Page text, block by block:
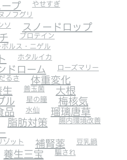
プ やせすぎ
ノフグリ
ソ スノードロップ
プロテイン
ボルス・ニゲル
ホタルイカ
ドローム ローズマリー
るさ 体重変化
生 善玉菌 大根
ル 星の瞳 梅核気
品 水仙 瑠璃唐草
脂肪対策 腸内環境改善
ゾット 補腎薬 豆乳鍋
養生三宝 騙され